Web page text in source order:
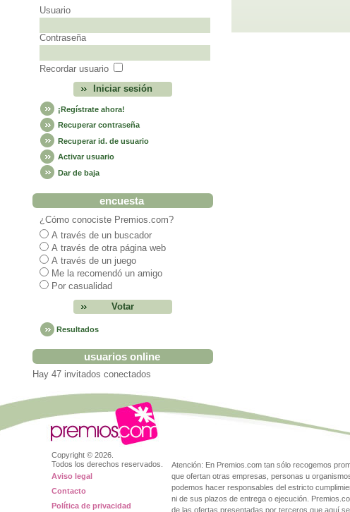
Usuario
Contraseña
Recordar usuario
¡Regístrate ahora!
Recuperar contraseña
Recuperar id. de usuario
Activar usuario
Dar de baja
encuesta
¿Cómo conociste Premios.com?
A través de un buscador
A través de otra página web
A través de un juego
Me la recomendó un amigo
Por casualidad
Resultados
usuarios online
Hay 47 invitados conectados
Copyright © 2026.
Todos los derechos reservados.
Aviso legal
Contacto
Política de privacidad
Atención: En Premios.com tan sólo recogemos
que ofertan otras empresas, personas u
podemos hacer responsables del estricto
ni de sus plazos de entrega o ejecución.
de las ofertas presentadas por terceros que aquí